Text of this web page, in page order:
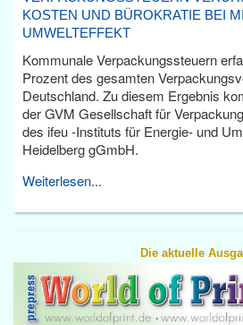
KOSTEN UND BÜROKRATIE BEI
UMWELTEFFEKT
Kommunale Verpackungssteuern
Prozent des gesamten
Deutschland. Zu diesem Ergebnis
der GVM Gesellschaft für
des ifeu -Instituts für Energie- und
Heidelberg gGmbH.
Weiterlesen...
Die aktuelle